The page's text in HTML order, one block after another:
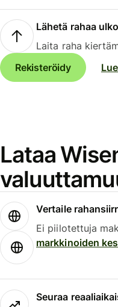
Lähetä rahaa
Laita raha
Rekisteröidy
Lataa
Vertaile
Ei piilotettuja
markkinoiden
Seuraa